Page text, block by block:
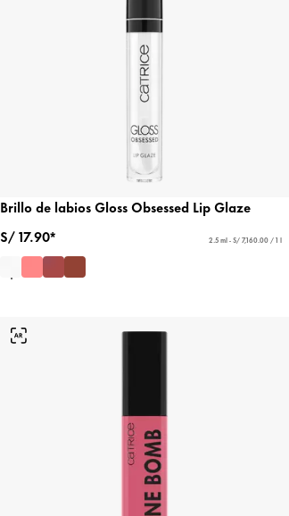
Brillo de labios Gloss Obsessed Lip Glaze
S/ 17.90*
2.5 ml - S/ 7,160.00 / 1 l